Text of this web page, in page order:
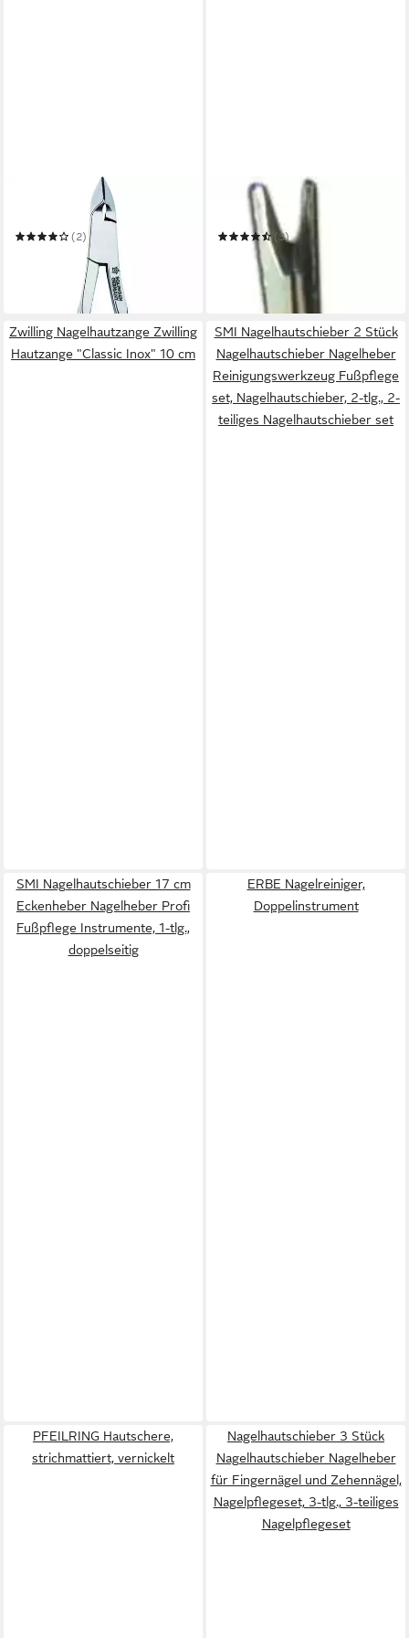
Nagelhautzange
(2)
UVP 28,99 €
in 6-8 Werktagen bei dir
PFEILRING
Nagelreiniger
(3)
4,99 €
in 6-8 Werktagen bei dir
Zwilling Nagelhautzange Zwilling
Hautzange "Classic Inox" 10 cm
SMI Nagelhautschieber 2 Stück
Nagelhautschieber Nagelheber
Reinigungswerkzeug Fußpflege
set, Nagelhautschieber, 2-tlg., 2-
teiliges Nagelhautschieber set
SMI Nagelhautschieber 17 cm
Eckenheber Nagelheber Profi
Fußpflege Instrumente, 1-tlg.,
doppelseitig
ERBE Nagelreiniger,
Doppelinstrument
PFEILRING Hautschere,
strichmattiert, vernickelt
Nagelhautschieber 3 Stück
Nagelhautschieber Nagelheber
für Fingernägel und Zehennägel,
Nagelpflegeset, 3-tlg., 3-teiliges
Nagelpflegeset